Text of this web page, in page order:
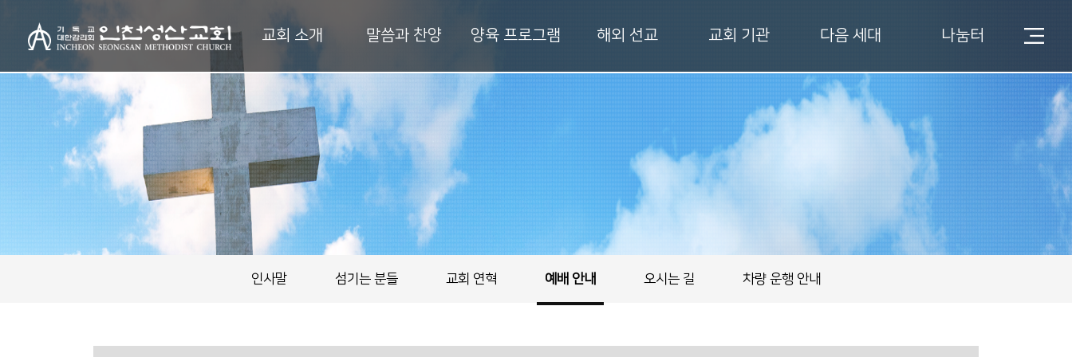
교회 소개 말씀과 찬양 양육 프로그램 해외 선교 교회 기관 다음 세대 나눔터
인사말 섬기는 분들 교회 연혁 예배 안내 오시는 길 차량 운행 안내